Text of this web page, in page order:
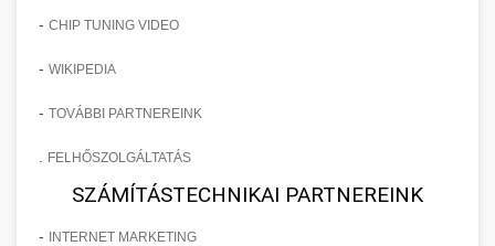
- CHIP TUNING VIDEO
- WIKIPEDIA
- TOVÁBBI PARTNEREINK
FELHŐSZOLGÁLTATÁS
SZÁMÍTÁSTECHNIKAI PARTNEREINK
- INTERNET MARKETING